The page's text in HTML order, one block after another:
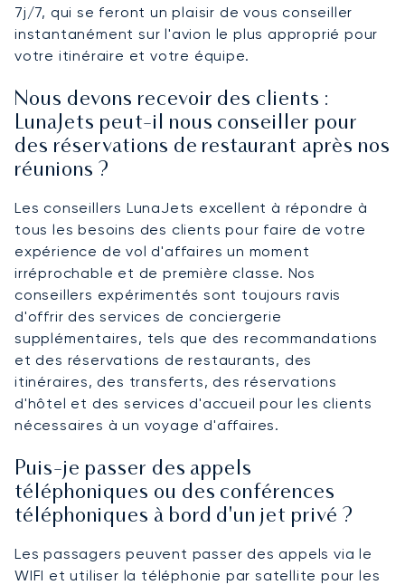
7j/7, qui se feront un plaisir de vous conseiller
instantanément sur l'avion le plus approprié pour
votre itinéraire et votre équipe.
Nous devons recevoir des clients :
LunaJets peut-il nous conseiller pour
des réservations de restaurant après nos
réunions ?
Les conseillers LunaJets excellent à répondre à
tous les besoins des clients pour faire de votre
expérience de vol d'affaires un moment
irréprochable et de première classe. Nos
conseillers expérimentés sont toujours ravis
d'offrir des services de conciergerie
supplémentaires, tels que des recommandations
et des réservations de restaurants, des
itinéraires, des transferts, des réservations
d'hôtel et des services d'accueil pour les clients
nécessaires à un voyage d'affaires.
Puis-je passer des appels
téléphoniques ou des conférences
téléphoniques à bord d'un jet privé ?
Les passagers peuvent passer des appels via le
WIFI et utiliser la téléphonie par satellite pour les